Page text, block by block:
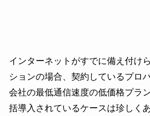
インターネットがすでに備え付け
ションの場合、契約しているプロ
会社の最低通信速度の低価格プラ
括導入されているケースは珍しく